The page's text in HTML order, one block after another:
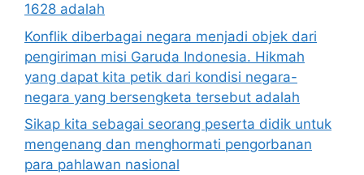
1628 adalah
Konflik diberbagai negara menjadi objek dari
pengiriman misi Garuda Indonesia. Hikmah
yang dapat kita petik dari kondisi negara-
negara yang bersengketa tersebut adalah
Sikap kita sebagai seorang peserta didik untuk
mengenang dan menghormati pengorbanan
para pahlawan nasional